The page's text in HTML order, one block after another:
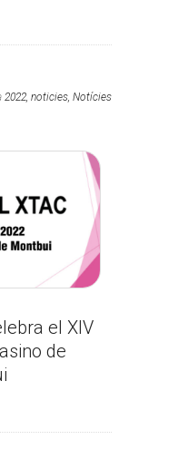
2022, noticies, Notícies
el XIV
de